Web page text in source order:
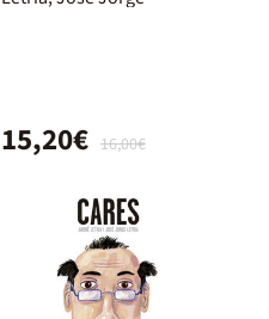
16,00€
15,20€